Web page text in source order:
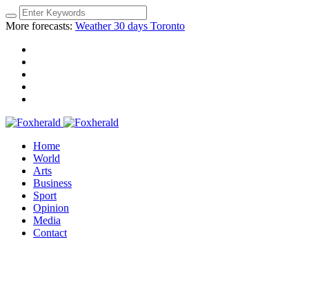
More forecasts: Weather 30 days Toronto
Home
World
Arts
Business
Sport
Opinion
Media
Contact